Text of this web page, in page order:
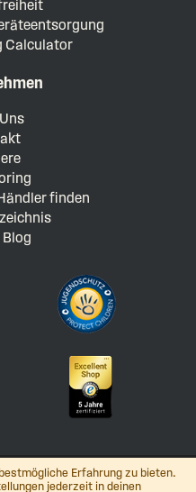
Erfahrung zu bieten.
jederzeit in deinen
Calculator
finden